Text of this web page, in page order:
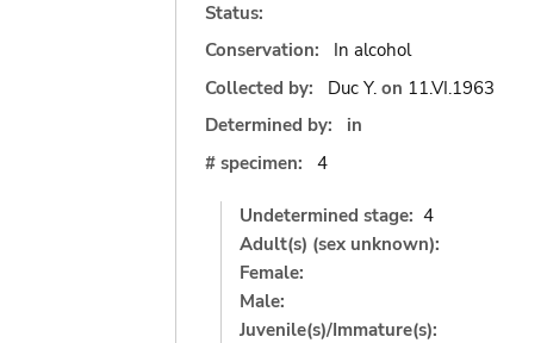
Status:
Conservation:
In alcohol
Collected by:
Duc Y. on 11.VI.1963
Determined by:
in
# specimen:
4
Undetermined stage: 4
Adult(s) (sex unknown):
Female:
Male:
Juvenile(s)/Immature(s):